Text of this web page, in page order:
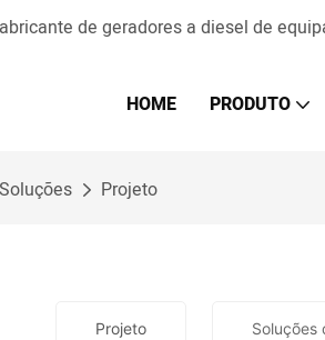
de geradores a diesel de
HOME PRODUTO
Soluções Projeto
Projeto Soluções